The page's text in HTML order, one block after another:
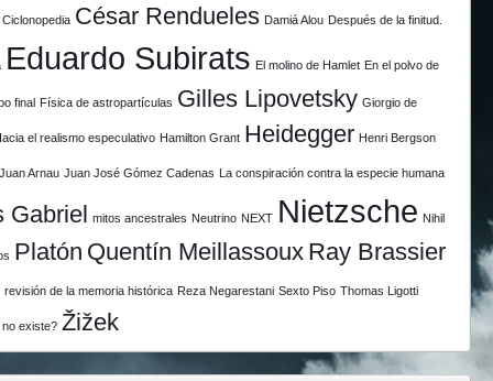
Ciclonopedia César Rendueles Damiá Alou Después de la finitud.
Eduardo Subirats El molino de Hamlet En el polvo de
final Física de astropartículas Gilles Lipovetsky Giorgio de
el realismo especulativo Hamilton Grant Heidegger Henri Bergson
Juan Arnau Juan José Gómez Cadenas La conspiración contra la especie humana
Gabriel mitos ancestrales Neutrino NEXT Nietzsche Nihil
Platón Quentín Meillassoux Ray Brassier
revisión de la memoria histórica Reza Negarestani Sexto Piso Thomas Ligotti
existe? Žižek